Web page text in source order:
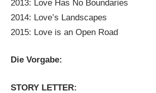
2013: Love Has No Boundaries
2014: Love’s Landscapes
2015: Love is an Open Road
Die Vorgabe:
STORY LETTER: